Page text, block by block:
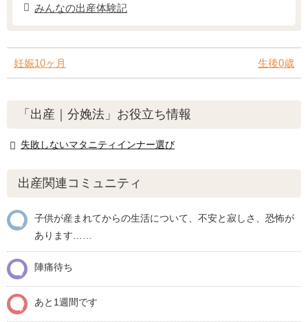
みんなの出産体験記
妊娠10ヶ月 生後0歳
「出産｜分娩法」お役立ち情報
失敗しないマタニティインナー選び
出産関連コミュニティ
子供が産まれてからの生活について、不安と寂しさ、恐怖が
あります……
陣痛待ち
あと1週間です